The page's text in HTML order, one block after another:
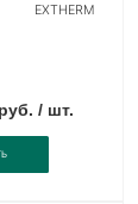
EXTHERM
/ шт.